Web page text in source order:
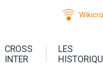
CROSS
INTER
LES